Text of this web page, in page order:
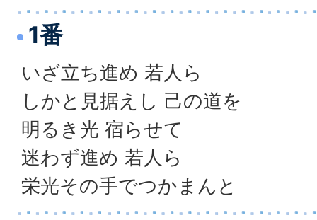
1番
いざ立ち進め 若人ら
しかと見据えし 己の道を
明るき光 宿らせて
迷わず進め 若人ら
栄光その手でつかまんと